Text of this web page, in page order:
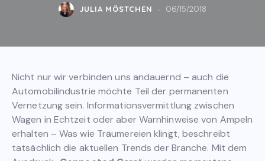
JULIA MÖSTCHEN 06/15/2018
Nicht nur wir verbinden uns andauernd – auch die
Automobilindustrie möchte Teil der permanenten
Vernetzung sein. Informationsvermittlung zwischen
Wagen in Echtzeit oder aber Warnhinweise von Ampeln
erhalten – Was wie Träumereien klingt, beschreibt
tatsächlich die aktuellen Trends der Branche. Mit dem